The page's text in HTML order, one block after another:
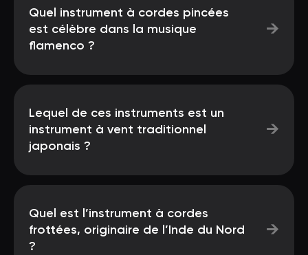
Quel instrument à cordes pincées
est célèbre dans la musique
flamenco ?
→
Lequel de ces instruments est un
instrument à vent traditionnel
japonais ?
→
Quel est l’instrument à cordes
frottées, originaire de l’Inde du Nord
?
→